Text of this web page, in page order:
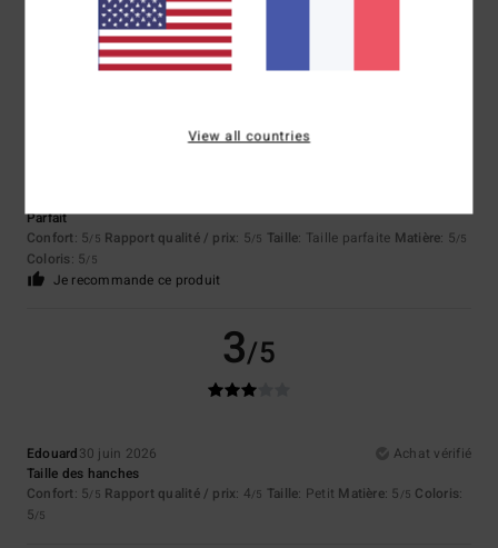
5
Parfait
Confort: 5/5 Rapport qualité / prix: 5/5 Taille: Taille parfaite Matière: 5/5
Coloris: 5/5
Je recommande ce produit
3/5
Edouard30 juin 2026
Achat vérifié
Taille des hanches
Confort: 5/5 Rapport qualité / prix: 4/5 Taille: Petit Matière: 5 /5 Coloris:
5/5
View all countries